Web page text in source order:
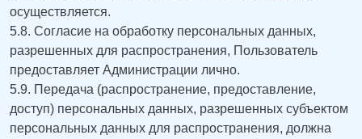
осуществляется.
5.8. Согласие на обработку персональных данных,
разрешенных для распространения, Пользователь
предоставляет Администрации лично.
5.9. Передача (распространение, предоставление,
доступ) персональных данных, разрешенных субъектом
персональных данных для распространения, должна